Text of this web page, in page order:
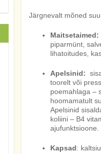
Järgnevalt mõned
Maitsetaimed:
piparmünt,
lihatoitudes,
Apelsinid:
toorelt või
poemahlaga –
hoomamatult
Apelsinid
koliini – B4
ajufunktsioone.
Kapsad: